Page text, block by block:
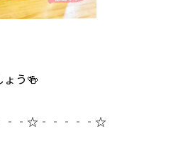
ょう🍻